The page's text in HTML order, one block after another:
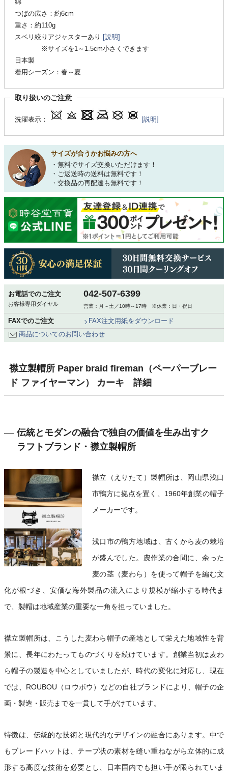
綿
つばの広さ：約6cm
重さ：約110g
スベリ絞りアジャスターあり [説明]
※サイズを1～1.5cm小さくできます
日本製
着用シーズン：春～夏
取り扱いのご注意
洗濯表示： [説明]
サイズが合うかお悩みの方へ
・無料でサイズ交換いただけます！
・ご返送時の送料は無料です！
・交換品の再配達も無料です！
お電話でのご注文
お客様専用ダイヤル
042-507-6399
営業：月～土／10時～17時 ※休業：日・祝日
FAXでのご注文
FAX注文用紙をダウンロード
商品についてのお問い合わせ
襟立製帽所 Paper braid fireman（ペーパーブレー
ド ファイヤーマン） カーキ 詳細
伝統とモダンの融合で独自の価値を生み出すク
ラフトブランド・襟立製帽所
襟立（えりたて）製帽所は、岡山県浅口
市鴨方に拠点を置く、1960年創業の帽子
メーカーです。
浅口市の鴨方地域は、古くから麦の栽培
が盛んでした。農作業の合間に、余った
麦の茎（麦わら）を使って帽子を編む文
化が根づき、安価な海外製品の流入により規模が縮小する時代ま
で、製帽は地域産業の重要な一角を担っていました。
襟立製帽所は、こうした麦わら帽子の産地として栄えた地域性を背
景に、長年にわたってものづくりを続けています。創業当初は麦わ
ら帽子の製造を中心としていましたが、時代の変化に対応し、現在
では、ROUBOU（ロウボウ）などの自社ブランドにより、帽子の企
画・製造・販売までを一貫して手がけています。
特徴は、伝統的な技術と現代的なデザインの融合にあります。中で
もブレードハットは、テープ状の素材を縫い重ねながら立体的に成
形する高度な技術を必要とし、日本国内でも担い手が限られていま